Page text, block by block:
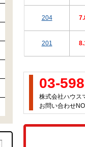
204
201
03-
株式会社ハウ
お問い合わせ